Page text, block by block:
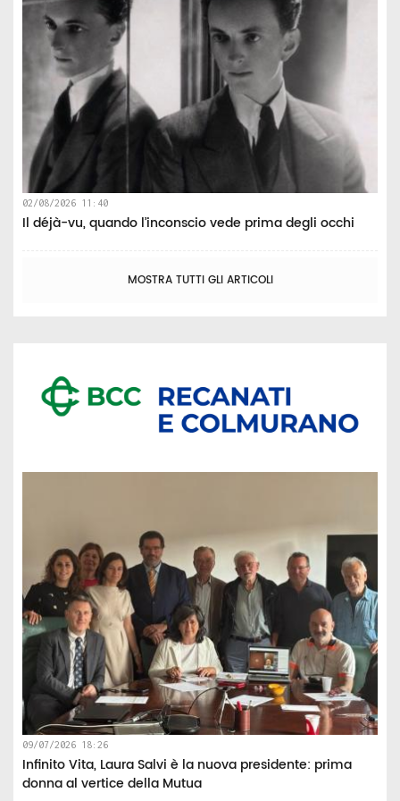
02/08/2026 11:40
Il déjà-vu, quando l’inconscio vede prima degli occhi
MOSTRA TUTTI GLI ARTICOLI
09/07/2026 18:26
Infinito Vita, Laura Salvi è la nuova presidente: prima
donna al vertice della Mutua